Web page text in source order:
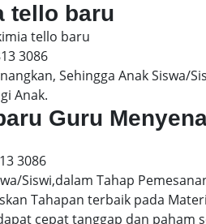
tello baru
tello baru
3086
Sehingga Anak
Anak.
Guru
3086
Siswi,dalam Tahap
Tahapan terbaik pada
cepat tanggap dan paham